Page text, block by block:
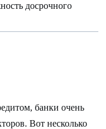
досрочного
банки очень
Вот несколько